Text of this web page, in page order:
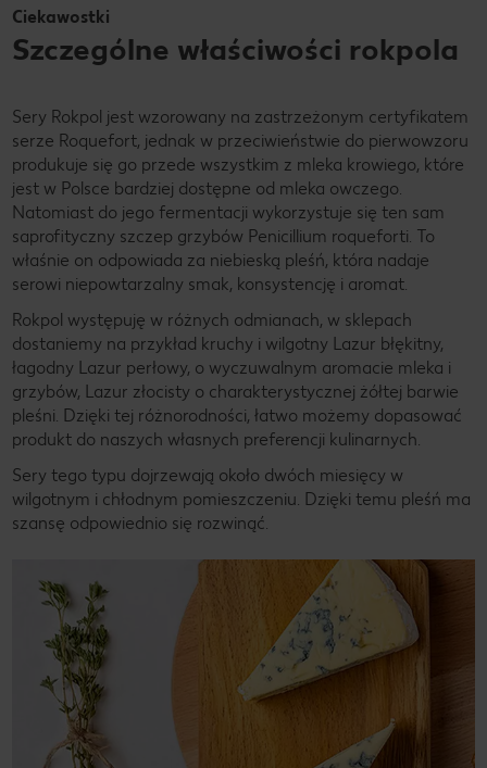
Ciekawostki
Szczególne właściwości rokpola
Sery Rokpol jest wzorowany na zastrzeżonym certyfikatem
serze Roquefort, jednak w przeciwieństwie do pierwowzoru
produkuje się go przede wszystkim z mleka krowiego, które
jest w Polsce bardziej dostępne od mleka owczego.
Natomiast do jego fermentacji wykorzystuje się ten sam
saprofityczny szczep grzybów Penicillium roqueforti. To
właśnie on odpowiada za niebieską pleśń, która nadaje
serowi niepowtarzalny smak, konsystencję i aromat.
Rokpol występuję w różnych odmianach, w sklepach
dostaniemy na przykład kruchy i wilgotny Lazur błękitny,
łagodny Lazur perłowy, o wyczuwalnym aromacie mleka i
grzybów, Lazur złocisty o charakterystycznej żółtej barwie
pleśni. Dzięki tej różnorodności, łatwo możemy dopasować
produkt do naszych własnych preferencji kulinarnych.
Sery tego typu dojrzewają około dwóch miesięcy w
wilgotnym i chłodnym pomieszczeniu. Dzięki temu pleśń ma
szansę odpowiednio się rozwinąć.